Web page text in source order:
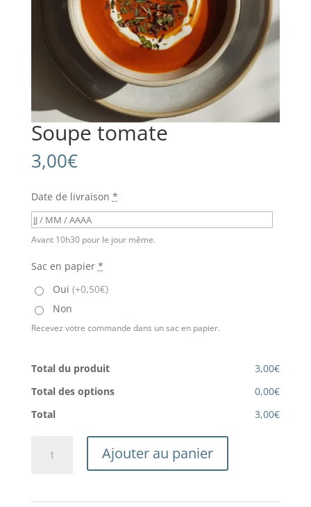
Soupe tomate
3,00€
Date de livraison *
Avant 10h30 pour le jour même.
Sac en papier *
Oui (+0,50€)
Non
Recevez votre commande dans un sac en papier.
Total du produit
3,00€
Total des options
0,00€
Total
3,00€
Ajouter au panier